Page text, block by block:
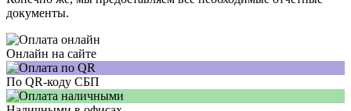
документы.
Онлайн на сайте
По QR-коду СБП